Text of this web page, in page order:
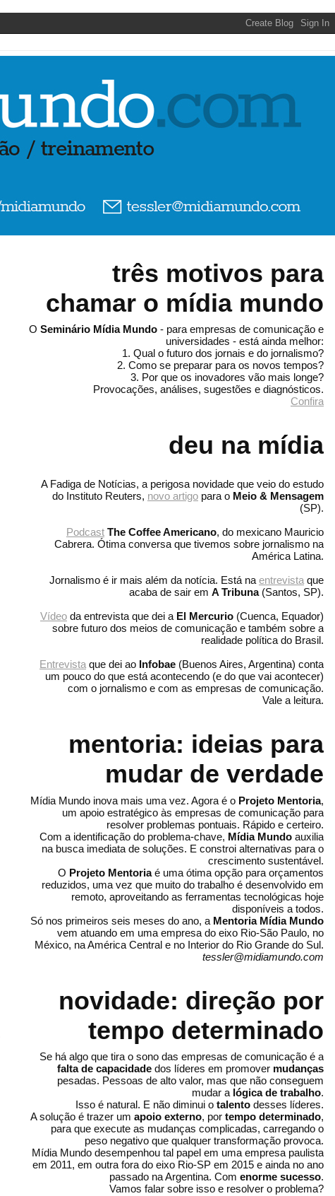
três motivos para
chamar o mídia mundo
O Seminário Mídia Mundo - para empresas de comunicação e
universidades - está ainda melhor:
1. Qual o futuro dos jornais e do jornalismo?
2. Como se preparar para os novos tempos?
3. Por que os inovadores vão mais longe?
Provocações, análises, sugestões e diagnósticos.
Confira
deu na mídia
A Fadiga de Notícias, a perigosa novidade que veio do estudo
do Instituto Reuters, novo artigo para o Meio & Mensagem
(SP).
Podcast The Coffee Americano, do mexicano Mauricio
Cabrera. Ótima conversa que tivemos sobre jornalismo na
América Latina.
Jornalismo é ir mais além da notícia. Está na entrevista que
acaba de sair em A Tribuna(Santos, SP).
Vídeo da entrevista que dei a El Mercurio (Cuenca, Equador)
sobre futuro dos meios de comunicação e também sobre a
realidade política do Brasil.
Entrevista que dei ao Infobae (Buenos Aires, Argentina) conta
um pouco do que está acontecendo (e do que vai acontecer)
com o jornalismo e com as empresas de comunicação.
Vale a leitura.
mentoria: ideias para
mudar de verdade
Mídia Mundo inova mais uma vez. Agora é o Projeto Mentoria,
um apoio estratégico às empresas de comunicação para
resolver problemas pontuais. Rápido e certeiro.
Com a identificação do problema-chave, Mídia Mundo auxilia
na busca imediata de soluções. E constroi alternativas para o
crescimento sustentável.
O Projeto Mentoriaé uma ótima opção para orçamentos
reduzidos, uma vez que muito do trabalho é desenvolvido em
remoto, aproveitando as ferramentas tecnológicas hoje
disponíveis a todos.
Só nos primeiros seis meses do ano, a Mentoria Mídia Mundo
vem atuando em uma empresa do eixo Rio-São Paulo, no
México, na América Central e no Interior do Rio Grande do Sul.
tessler@midiamundo.com
novidade: direção por
tempo determinado
Se há algo que tira o sono das empresas de comunicação é a
falta de capacidade dos líderes em promover mudanças
pesadas. Pessoas de alto valor, mas que não conseguem
mudar a lógica de trabalho.
Isso é natural. E não diminui o talento desses líderes.
A solução é trazer um apoio externo, por tempo determinado,
para que execute as mudanças complicadas, carregando o
peso negativo que qualquer transformação provoca.
Mídia Mundo desempenhou tal papel em uma empresa paulista
em 2011, em outra fora do eixo Rio-SP em 2015 e ainda no ano
passado na Argentina. Com enorme sucesso.
Vamos falar sobre isso e resolver o problema?